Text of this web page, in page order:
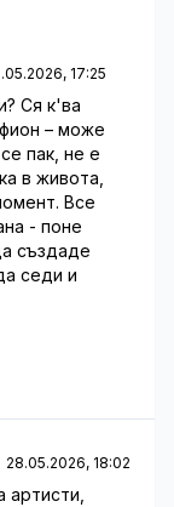
17:25
Ся к'ва
– може
пак, не е
в живота,
Все
- поне
създаде
седи и
28.05.2026, 18:02